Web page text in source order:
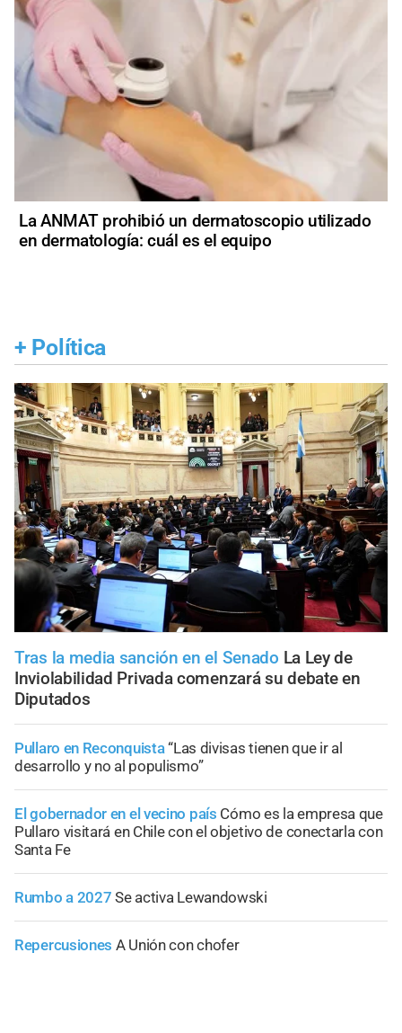
La ANMAT prohibió un dermatoscopio utilizado
en dermatología: cuál es el equipo
+ Política
Tras la media sanción en el Senado La Ley de
Inviolabilidad Privada comenzará su debate en
Diputados
Pullaro en Reconquista“Las divisas tienen que ir al
desarrollo y no al populismo”
El gobernador en el vecino país Cómo es la empresa que
Pullaro visitará en Chile con el objetivo de conectarla con
Santa Fe
Rumbo a 2027 Se activa Lewandowski
Repercusiones A Unión con chofer